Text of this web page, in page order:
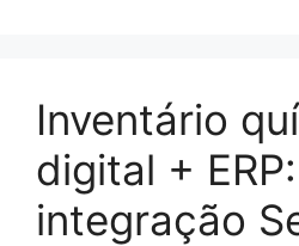
Inventário
digital + ERP:
integração